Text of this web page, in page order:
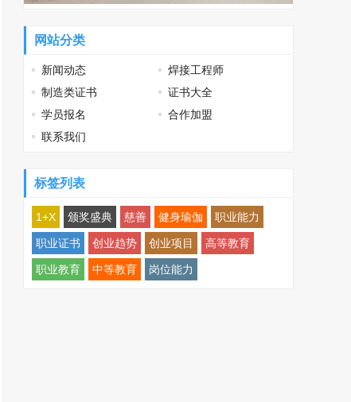
网站分类
新闻动态
焊接工程师
制造类证书
证书大全
学员报名
合作加盟
联系我们
标签列表
1+X 颁奖盛典 慈善 健身瑜伽 职业能力
职业证书 创业趋势 创业项目 高等教育
职业教育 中等教育 岗位能力